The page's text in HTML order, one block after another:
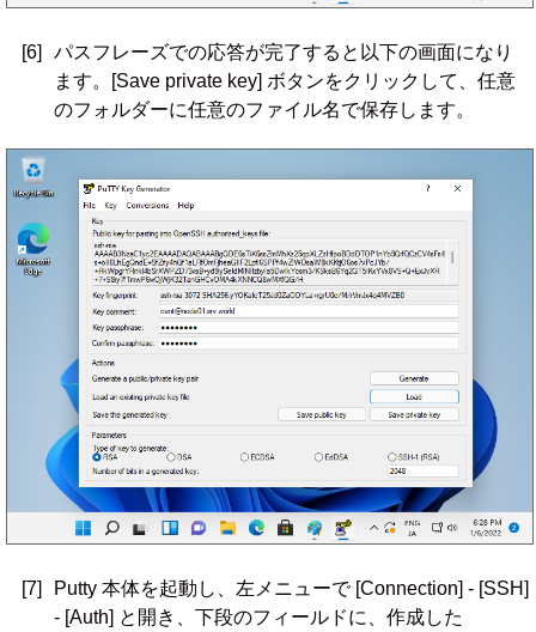
[6]
パスフレーズでの応答が完了すると以下の画面になり
ます。[Save private key] ボタンをクリックして、任意
のフォルダーに任意のファイル名で保存します。
[7]
Putty 本体を起動し、左メニューで [Connection] - [SSH]
- [Auth] と開き、下段のフィールドに、作成した